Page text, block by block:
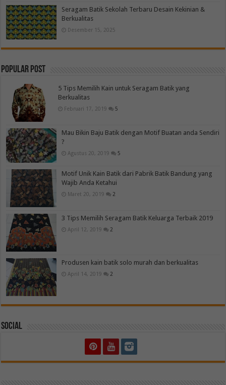
Seragam Batik Sekolah Terbaru Desain Kekinian &
Berkualitas
Desember 15, 2025
Popular Post
5 Tips Memilih Kain untuk Seragam Batik yang
Berkualitas
Februari 17, 2019 5
Mau Bikin Baju Batik dengan Motif Buatan anda Sendiri
?
Agustus 20, 2019 5
Motif Unik Kain Batik dari Pabrik Batik Bandung yang
Wajib Anda Ketahui
Maret 20, 2019 2
3 Tips Memilih Seragam Batik Keluarga Terbaik 2019
April 12, 2019 2
Produsen kain batik solo murah dan berkualitas
April 14, 2019 2
Social